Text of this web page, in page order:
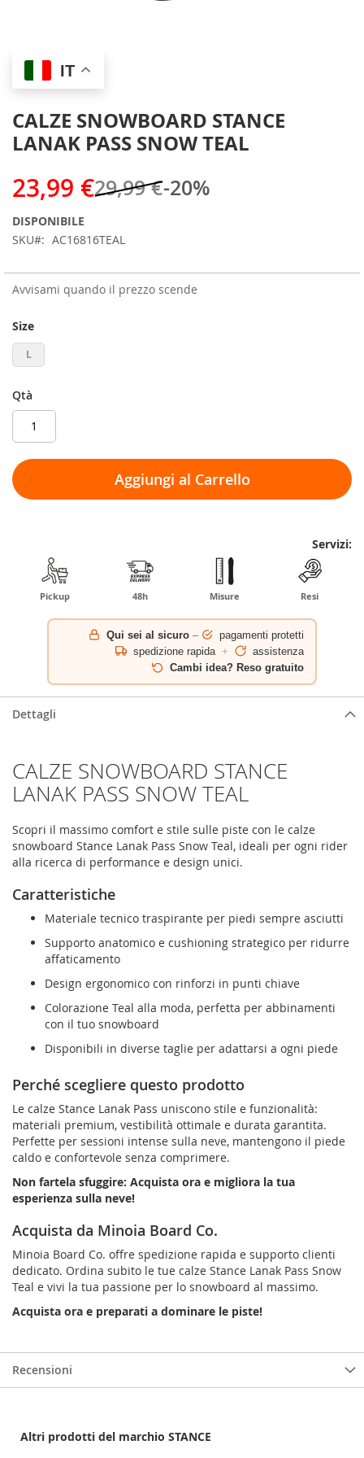
IT
CALZE SNOWBOARD STANCE
LANAK PASS SNOW TEAL
23,99 €29,99 €-20%
DISPONIBILE
SKU
AC16816TEAL
Avvisami quando il prezzo scende
Size
L
Qtà
Aggiungi al Carrello
Servizi:
Pickup 48h Misure Resi
Qui sei al sicuro –
pagamenti protetti
spedizione rapida +
assistenza
Cambi idea? Reso gratuito
Skip
the
of
the
Dettagli
CALZE SNOWBOARD STANCE
LANAK PASS SNOW TEAL
Scopri il massimo comfort e stile sulle piste con le calze
snowboard Stance Lanak Pass Snow Teal, ideali per ogni rider
alla ricerca di performance e design unici.
Caratteristiche
Materiale tecnico traspirante per piedi sempre asciutti
Supporto anatomico e cushioning strategico per ridurre
affaticamento
Design ergonomico con rinforzi in punti chiave
Colorazione Teal alla moda, perfetta per abbinamenti
con il tuo snowboard
Disponibili in diverse taglie per adattarsi a ogni piede
Perché scegliere questo prodotto
Le calze Stance Lanak Pass uniscono stile e funzionalità:
materiali premium, vestibilità ottimale e durata garantita.
Perfette per sessioni intense sulla neve, mantengono il piede
caldo e confortevole senza comprimere.
Non fartela sfuggire: Acquista ora e migliora la tua
esperienza sulla neve!
Acquista da Minoia Board Co.
Minoia Board Co. offre spedizione rapida e supporto clienti
dedicato. Ordina subito le tue calze Stance Lanak Pass Snow
Teal e vivi la tua passione per lo snowboard al massimo.
Acquista ora e preparati a dominare le piste!
Recensioni
Altri prodotti del marchio STANCE